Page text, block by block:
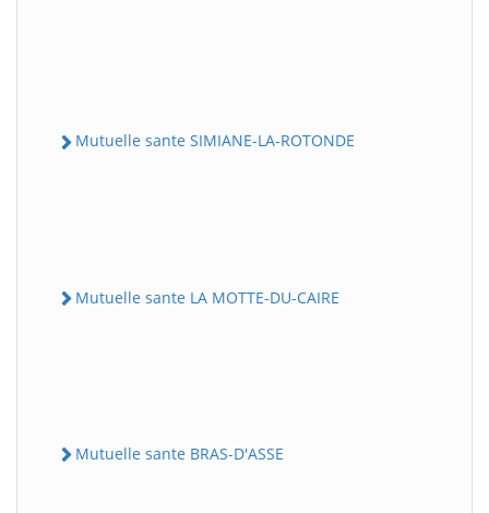
Mutuelle sante SIMIANE-LA-ROTONDE
Mutuelle sante LA MOTTE-DU-CAIRE
Mutuelle sante BRAS-D'ASSE